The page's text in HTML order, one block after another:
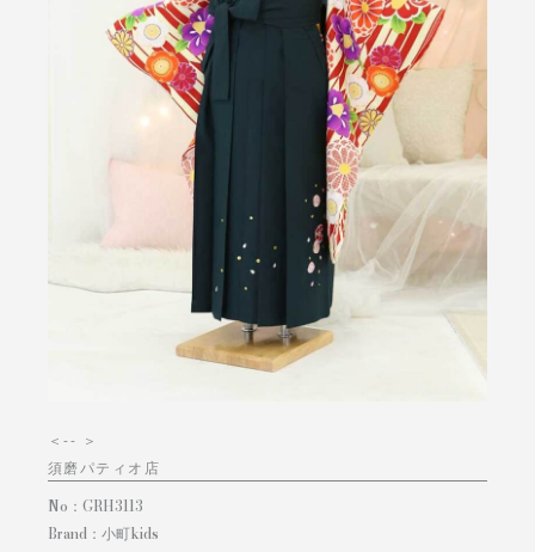
＜-- ＞
須磨パティオ店
No： GRH3113
Brand： 小町kids